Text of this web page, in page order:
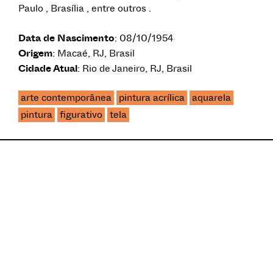
Paulo , Brasília , entre outros .
Data de Nascimento: 08/10/1954
Origem: Macaé, RJ, Brasil
Cidade Atual: Rio de Janeiro, RJ, Brasil
arte contemporânea pintura acrílica
aquarela
pintura figurativo tela